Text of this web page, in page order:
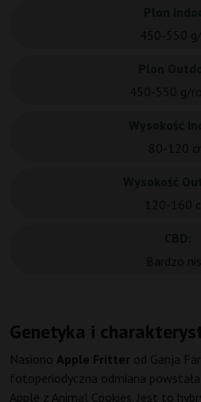
Genetyka i
Nasiono Apple Fritter od Ganja
fotoperiodyczna odmiana
Apple z Animal Cookies. Jest to